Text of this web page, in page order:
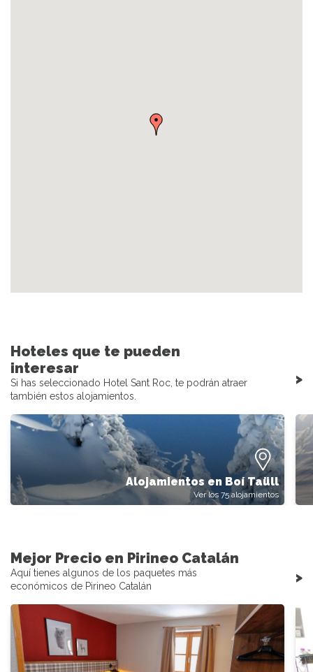
Hoteles que te pueden
interesar
Si has seleccionado Hotel Sant Roc, te podrán atraer
también estos alojamientos.
>
Alojamientos en Boí Taüll
Ver los 75 alojamientos
Mejor Precio en Pirineo Catalán
Aquí tienes algunos de los paquetes más
económicos de Pirineo Catalán
>